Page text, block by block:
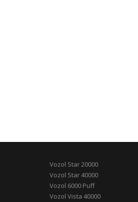
Vozol Star 20000
Vozol Star 40000
Vozol 6000 Puff
Vozol Vista 40000